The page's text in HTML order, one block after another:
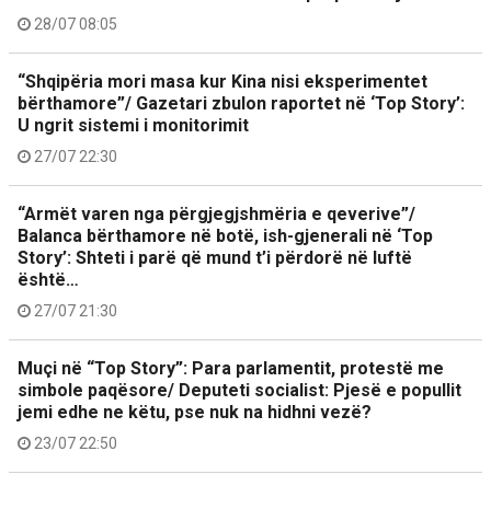
28/07 08:05
“Shqipëria mori masa kur Kina nisi eksperimentet
bërthamore”/ Gazetari zbulon raportet në ‘Top Story’:
U ngrit sistemi i monitorimit
27/07 22:30
“Armët varen nga përgjegjshmëria e qeverive”/
Balanca bërthamore në botë, ish-gjenerali në ‘Top
Story’: Shteti i parë që mund t’i përdorë në luftë
është…
27/07 21:30
Muçi në “Top Story”: Para parlamentit, protestë me
simbole paqësore/ Deputeti socialist: Pjesë e popullit
jemi edhe ne këtu, pse nuk na hidhni vezë?
23/07 22:50